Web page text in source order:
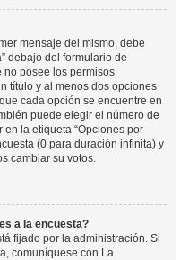
mensaje del mismo, debe
debajo del formulario de
posee los permisos
título y al menos dos opciones
cada opción se encuentre en
puede elegir el número de
la etiqueta “Opciones por
(0 para duración infinita) y
cambiar su votos.
a la encuesta?
fijado por la administración. Si
comuníquese con La